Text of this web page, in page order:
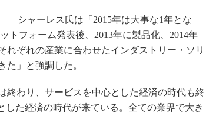
シャーレス氏は「2015年は大事な1年とな
トフォーム発表後、2013年に製品化、2014年
れぞれの産業に合わせたインダストリー・ソリ
た」と強調した。
わり、サービスを中心とした経済の時代も終
した経済の時代が来ている。全ての業界で大き